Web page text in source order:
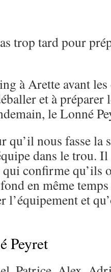
trop tard pour
à Arette avant
et à préparer
le Lonné
qu’il nous fasse la
dans le trou. Il
qui confirme qu’ils
en même
l’équipement et
Peyret